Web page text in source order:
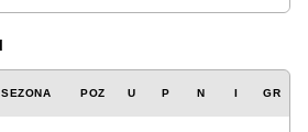
SEZONA POZ U P N I GR